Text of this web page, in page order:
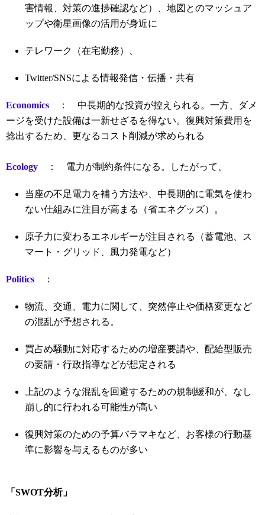
害情報、対策の進捗確認など）、地図とのマッシュア
ップや衛星画像の活用が身近に
テレワーク（在宅勤務）、
Twitter/SNSによる情報発信・伝播・共有
Economics
： 中長期的な投資が控えられる。一方、ダメ
ージを受けた設備は一新せざるを得ない。復興対策費用を
捻出するため、更なるコスト削減が求められる
Ecology ： 電力が制約条件になる。したがって、
当座の不足電力を補う方法や、中長期的に電気を使わ
ない仕組みに注目が高まる（省エネグッズ）。
原子力に変わるエネルギーが注目される（蓄電池、ス
マート・グリッド、風力発電など）
Politics ：
物流、交通、電力に関して、突然停止や価格変更など
の混乱が予想される。
買占め騒動に対応するための増産要請や、配給型販売
の要請・行政指導などが想定される
上記のような混乱を回避するための規制緩和が、なし
崩し的に行われる可能性が高い
復興対策のための予算バラマキなど、お客様の行動基
準に影響を与えるものが多い
「SWOT分析」